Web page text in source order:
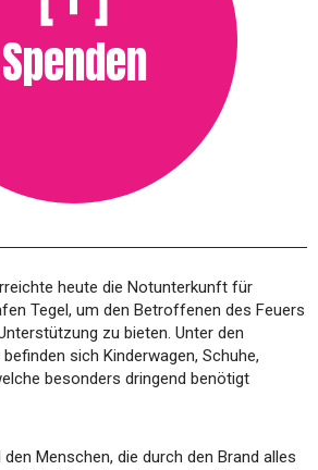
Spenden
heute die Notunterkunft für
Tegel, um den Betroffenen des Feuers
zu bieten. Unter den
sich Kinderwagen, Schuhe,
besonders dringend benötigt
Menschen, die durch den Brand alles